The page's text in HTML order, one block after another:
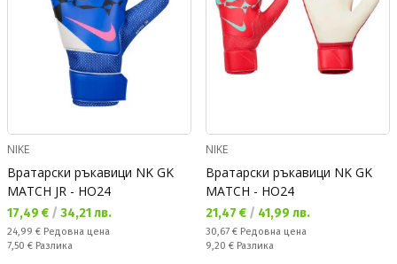
NIKE
Вратарски ръкавици NK GK
MATCH JR - HO24
Текуща цена:
17,49 € / 34,21 лв.
Редовна цена:
24,99 € Редовна цена
Спестявате:
7,50 € Разлика
NIKE
Вратарски ръкавици NK GK
MATCH - HO24
Текуща цена:
21,47 € / 41,99 лв.
Редовна цена:
30,67 € Редовна цена
Спестявате:
9,20 € Разлика